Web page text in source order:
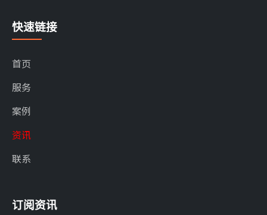
快速链接
首页
服务
案例
资讯
联系
订阅资讯